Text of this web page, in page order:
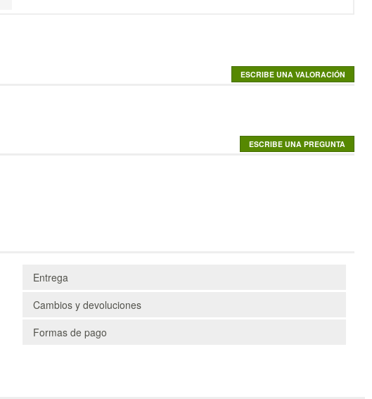
Entrega
Cambios y devoluciones
Formas de pago